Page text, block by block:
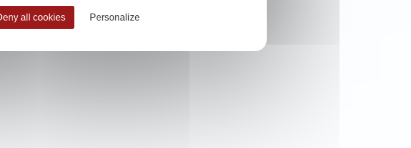
all cookies Personalize